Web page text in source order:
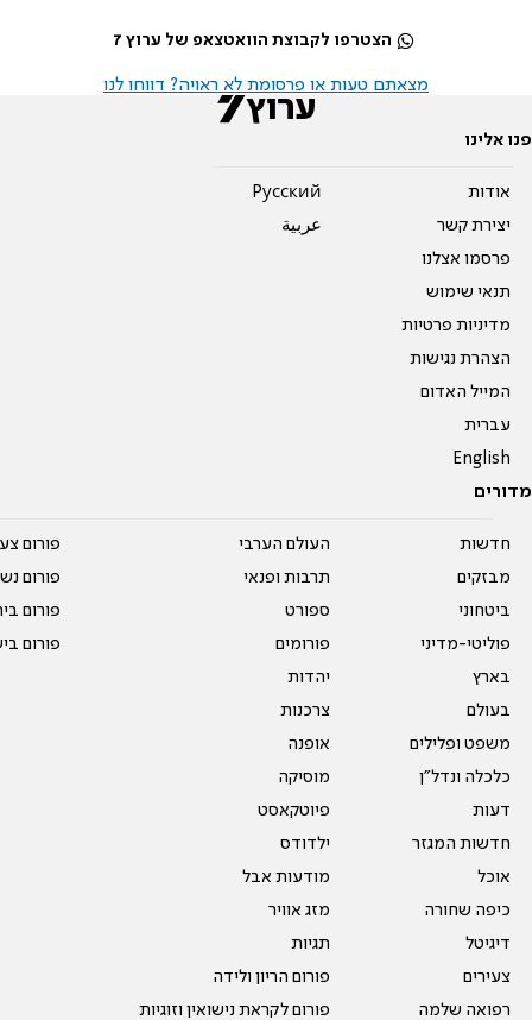
הצטרפו לקבוצת הוואטצאפ של ערוץ 7
מצאתם טעות או פרסומת לא ראויה? דווחו לנו
פנו אלינו
אודות
יצירת קשר
פרסמו אצלנו
תנאי שימוש
מדיניות פרטיות
הצהרת נגישות
המייל האדום
עברית
English
Pусский
عربية
מדורים
חדשות
מבזקים
ביטחוני
פוליטי-מדיני
בארץ
בעולם
משפט ופלילים
כלכלה ונדל"ן
דעות
חדשות המגזר
אוכל
כיפה שחורה
דיגיטל
צעירים
רפואה שלמה
העולם הערבי
תרבות ופנאי
ספורט
פורומים
יהדות
צרכנות
אופנה
מוסיקה
פיוטקאסט
ילדודס
מודעות אבל
מזג אוויר
תגיות
פורום הריון ולידה
פורום לקראת נישואין וזוגיות
פורום
פורום
פורום
פורום